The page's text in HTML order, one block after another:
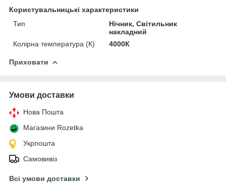
Користувальницькі характеристики
Тип
Нічник, Світильник
накладний
Колірна температура (К)
4000К
Приховати
Умови доставки
Нова Пошта
Магазини Rozetka
Укрпошта
Самовивіз
Всі умови доставки